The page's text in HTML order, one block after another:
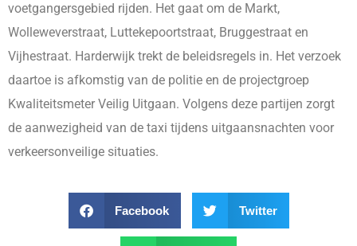
voetgangersgebied rijden. Het gaat om de Markt,
Wolleweverstraat, Luttekepoortstraat, Bruggestraat en
Vijhestraat. Harderwijk trekt de beleidsregels in. Het verzoek
daartoe is afkomstig van de politie en de projectgroep
Kwaliteitsmeter Veilig Uitgaan. Volgens deze partijen zorgt
de aanwezigheid van de taxi tijdens uitgaansnachten voor
verkeersonveilige situaties.
Facebook Twitter